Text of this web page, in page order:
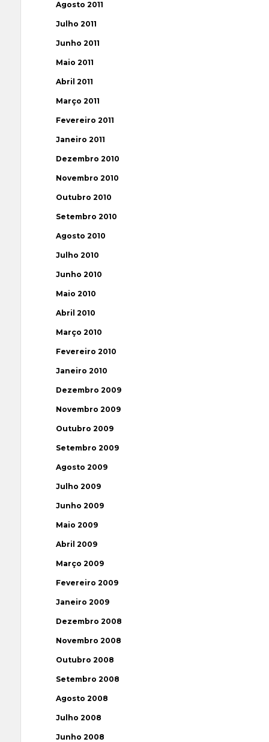
Agosto 2011
Julho 2011
Junho 2011
Maio 2011
Abril 2011
Março 2011
Fevereiro 2011
Janeiro 2011
Dezembro 2010
Novembro 2010
Outubro 2010
Setembro 2010
Agosto 2010
Julho 2010
Junho 2010
Maio 2010
Abril 2010
Março 2010
Fevereiro 2010
Janeiro 2010
Dezembro 2009
Novembro 2009
Outubro 2009
Setembro 2009
Agosto 2009
Julho 2009
Junho 2009
Maio 2009
Abril 2009
Março 2009
Fevereiro 2009
Janeiro 2009
Dezembro 2008
Novembro 2008
Outubro 2008
Setembro 2008
Agosto 2008
Julho 2008
Junho 2008